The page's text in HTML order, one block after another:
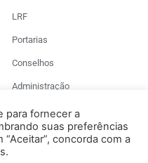
LRF
Portarias
Conselhos
Administração
RESERVADOS.
para fornecer a
suas preferências
concorda com a